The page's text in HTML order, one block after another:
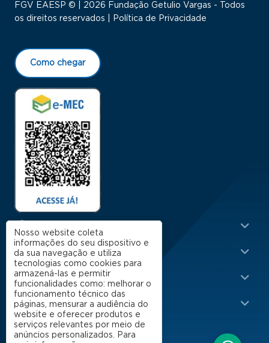
FGV EAESP © | 2026 Fundação Getulio Vargas - Todos
os direitos reservados |
Política de Privacidade
Como chegar
Menu Rodapé 1
Escola
Rodapé 2
Apoio
Impacto
Nosso website coleta
informações do seu dispositivo e
da sua navegação e utiliza
tecnologias como cookies para
armazená-las e permitir
funcionalidades como: melhorar o
funcionamento técnico das
páginas, mensurar a audiência do
website e oferecer produtos e
serviços relevantes por meio de
anúncios personalizados. Para